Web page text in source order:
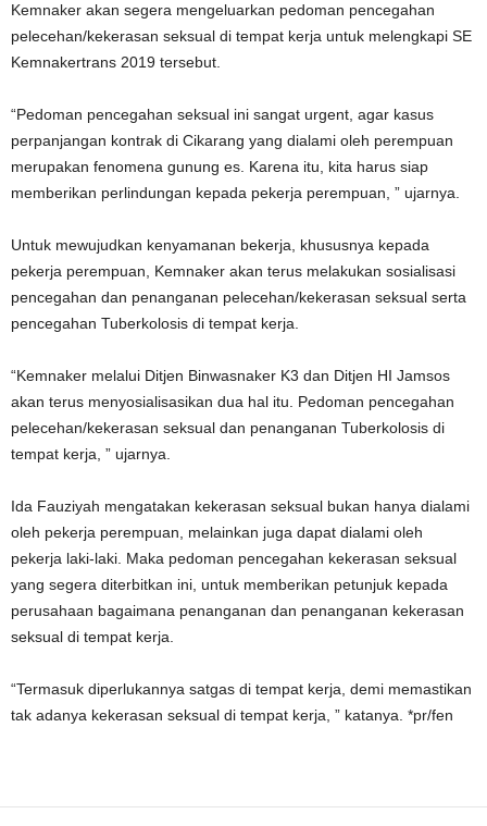
Kemnaker akan segera mengeluarkan pedoman pencegahan
pelecehan/kekerasan seksual di tempat kerja untuk melengkapi SE
Kemnakertrans 2019 tersebut.
“Pedoman pencegahan seksual ini sangat urgent, agar kasus
perpanjangan kontrak di Cikarang yang dialami oleh perempuan
merupakan fenomena gunung es. Karena itu, kita harus siap
memberikan perlindungan kepada pekerja perempuan, ” ujarnya.
Untuk mewujudkan kenyamanan bekerja, khususnya kepada
pekerja perempuan, Kemnaker akan terus melakukan sosialisasi
pencegahan dan penanganan pelecehan/kekerasan seksual serta
pencegahan Tuberkolosis di tempat kerja.
“Kemnaker melalui Ditjen Binwasnaker K3 dan Ditjen HI Jamsos
akan terus menyosialisasikan dua hal itu. Pedoman pencegahan
pelecehan/kekerasan seksual dan penanganan Tuberkolosis di
tempat kerja, ” ujarnya.
Ida Fauziyah mengatakan kekerasan seksual bukan hanya dialami
oleh pekerja perempuan, melainkan juga dapat dialami oleh
pekerja laki-laki. Maka pedoman pencegahan kekerasan seksual
yang segera diterbitkan ini, untuk memberikan petunjuk kepada
perusahaan bagaimana penanganan dan penanganan kekerasan
seksual di tempat kerja.
“Termasuk diperlukannya satgas di tempat kerja, demi memastikan
tak adanya kekerasan seksual di tempat kerja, ” katanya. *pr/fen